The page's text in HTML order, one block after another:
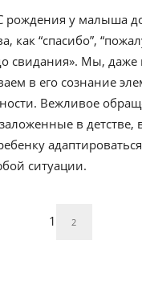
рождения у малыша
как “спасибо”,
свидания». Мы, даже
в его сознание
Вежливое
в детстве,
ситуации.
1 2